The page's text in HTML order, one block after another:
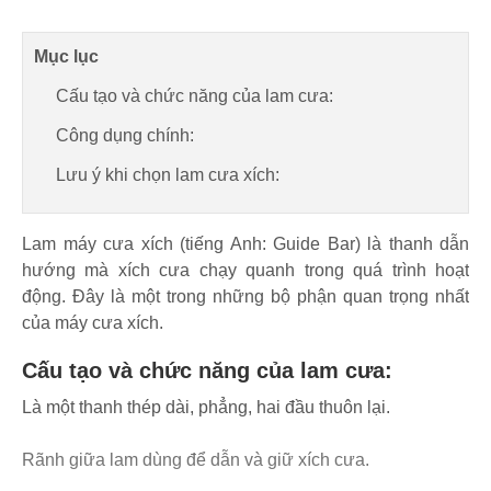
Mục lục
Cấu tạo và chức năng của lam cưa:
Công dụng chính:
Lưu ý khi chọn lam cưa xích:
Lam máy cưa xích (tiếng Anh: Guide Bar) là thanh dẫn
hướng mà xích cưa chạy quanh trong quá trình hoạt
động. Đây là một trong những bộ phận quan trọng nhất
của máy cưa xích.
Cấu tạo và chức năng của lam cưa:
Là một thanh thép dài, phẳng, hai đầu thuôn lại.
Rãnh giữa lam dùng để dẫn và giữ xích cưa.